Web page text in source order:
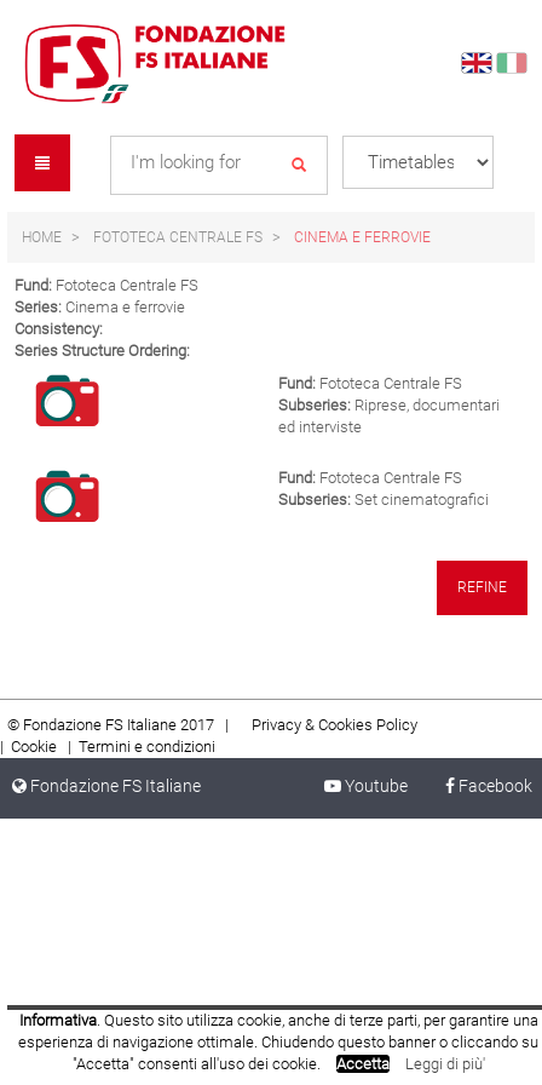
content
navigation
menu
HOME FOTOTECA CENTRALE FS CINEMA E FERROVIE
Fund: Fototeca Centrale FS
Series: Cinema e ferrovie
Consistency:
Series Structure Ordering:
Fund: Fototeca Centrale FS
Subseries: Riprese, documentari
ed interviste
Fund: Fototeca Centrale FS
Subseries: Set cinematografici
REFINE
© Fondazione FS Italiane 2017 |
Privacy & Cookies Policy
| Cookie | Termini e condizioni
Informativa. Questo sito utilizza cookie, anche di terze parti, per garantire una
esperienza di navigazione ottimale. Chiudendo questo banner o cliccando su
"Accetta" consenti all'uso dei cookie.
Accetta Leggi di più'
Facebook
Youtube
Fondazione FS Italiane